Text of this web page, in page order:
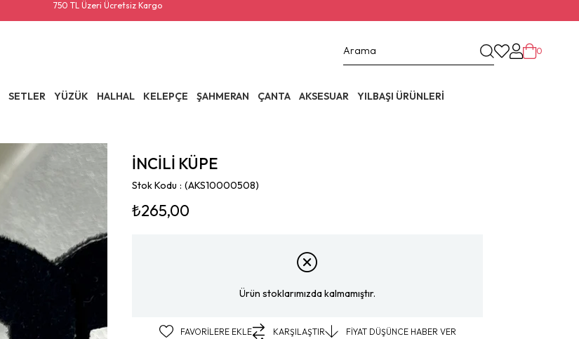
750 TL Üzeri Ücretsiz Kargo
0
SETLER YÜZÜK HALHAL KELEPÇE ŞAHMERAN ÇANTA AKSESUAR YILBAŞI ÜRÜNLERİ
İNCİLİ KÜPE
Stok Kodu (AKS10000508)
₺265,00
Ürün stoklarımızda kalmamıştır.
FAVORILERE EKLE KARŞILAŞTIR
FIYAT DÜŞÜNCE HABER VER